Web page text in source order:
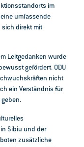
im
umfassende
sich direkt mit
Leitgedanken wurde
gefördert. ODU
nicht
ein Verständnis für
in Sibiu und der
zusätzliche